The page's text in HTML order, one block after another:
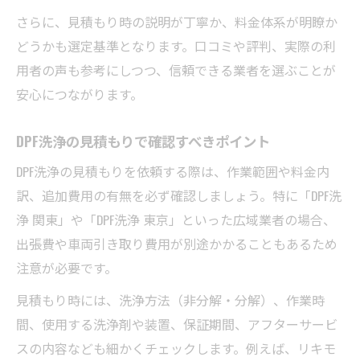
さらに、見積もり時の説明が丁寧か、料金体系が明瞭か
どうかも選定基準となります。口コミや評判、実際の利
用者の声も参考にしつつ、信頼できる業者を選ぶことが
安心につながります。
DPF洗浄の見積もりで確認すべきポイント
DPF洗浄の見積もりを依頼する際は、作業範囲や料金内
訳、追加費用の有無を必ず確認しましょう。特に「DPF洗
浄 関東」や「DPF洗浄 東京」といった広域業者の場合、
出張費や車両引き取り費用が別途かかることもあるため
注意が必要です。
見積もり時には、洗浄方法（非分解・分解）、作業時
間、使用する洗浄剤や装置、保証期間、アフターサービ
スの内容なども細かくチェックします。例えば、リキモ